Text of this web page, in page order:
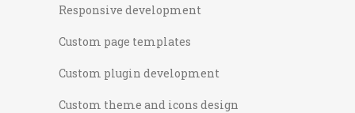
Responsive development
Custom page templates
Custom plugin development
Custom theme and icons design